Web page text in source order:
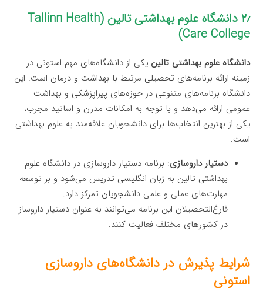
۲٫ دانشگاه علوم بهداشتی تالین (Tallinn Health
Care College)
دانشگاه علوم بهداشتی تالین یکی از دانشگاه‌های مهم استونی در
زمینه ارائه برنامه‌های تحصیلی مرتبط با بهداشت و درمان است. این
دانشگاه برنامه‌های متنوعی در حوزه‌های پیراپزشکی و بهداشت
عمومی ارائه می‌دهد و با توجه به امکانات مدرن و اساتید مجرب،
یکی از بهترین انتخاب‌ها برای دانشجویان علاقه‌مند به علوم بهداشتی
است.
دستیار داروسازی: برنامه دستیار داروسازی در دانشگاه علوم
بهداشتی تالین به زبان انگلیسی تدریس می‌شود و بر توسعه
مهارت‌های عملی و علمی دانشجویان تمرکز دارد.
فارغ‌التحصیلان این برنامه می‌توانند به عنوان دستیار داروساز
در کشورهای مختلف فعالیت کنند.
شرایط پذیرش در دانشگاه‌های داروسازی
استونی